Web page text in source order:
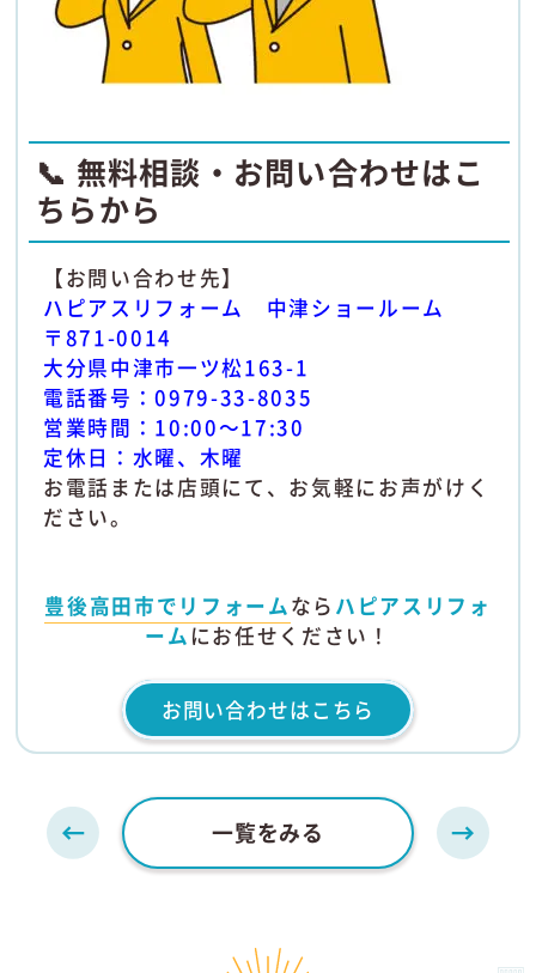
📞 無料相談・お問い合わせはこ
ちらから
【お問い合わせ先】
ハピアスリフォーム 中津ショールーム
〒871-0014
大分県中津市一ツ松163-1
電話番号：0979-33-8035
営業時間：10:00～17:30
定休日：水曜、木曜
お電話または店頭にて、お気軽にお声がけく
ださい。
豊後高田市でリフォームなら ハピアスリフォ
ーム にお任せください！
お問い合わせはこちら
一覧をみる